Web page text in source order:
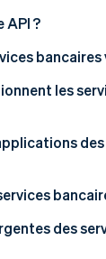
Stripe
API ?
bancaires
les
des